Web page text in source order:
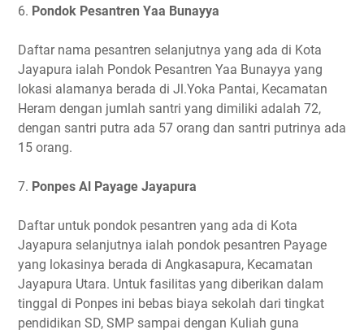
6. Pondok Pesantren Yaa Bunayya
Daftar nama pesantren selanjutnya yang ada di Kota
Jayapura ialah Pondok Pesantren Yaa Bunayya yang
lokasi alamanya berada di Jl.Yoka Pantai, Kecamatan
Heram dengan jumlah santri yang dimiliki adalah 72,
dengan santri putra ada 57 orang dan santri putrinya ada
15 orang.
7. Ponpes Al Payage Jayapura
Daftar untuk pondok pesantren yang ada di Kota
Jayapura selanjutnya ialah pondok pesantren Payage
yang lokasinya berada di Angkasapura, Kecamatan
Jayapura Utara. Untuk fasilitas yang diberikan dalam
tinggal di Ponpes ini bebas biaya sekolah dari tingkat
pendidikan SD, SMP sampai dengan Kuliah guna